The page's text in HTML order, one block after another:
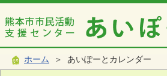
ホーム ＞ あいぽーとカレンダー